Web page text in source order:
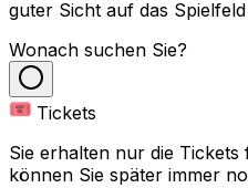
guter Sicht auf das
Wonach suchen Sie?
Tickets
Sie erhalten nur die Tickets
können Sie später immer